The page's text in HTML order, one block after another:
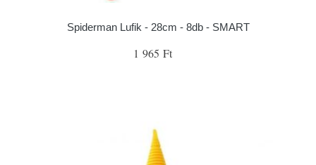
Spiderman Lufik - 28cm - 8db - SMART
1 965 Ft